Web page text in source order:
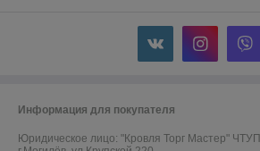
Информация для покупателя
Юридическое лицо: "Кровля Торг Мастер" ЧТУП